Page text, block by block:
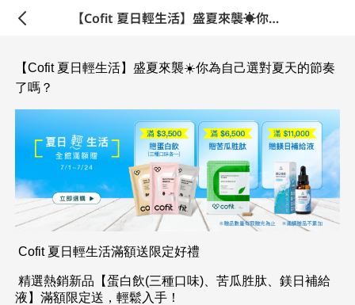
【Cofit 夏日輕生活】盛夏來襲☀️你為自己選對夏天的節奏了嗎？
【Cofit 夏日輕生活】盛夏來襲☀️你為自己選對夏天的節奏
了嗎？
Cofit 夏日輕生活滿額送限定好禮
精選熱銷新品【蛋白飲(三種口味)、苦瓜胜肽、鎂日補給
液】滿額限定送，輕鬆入手！